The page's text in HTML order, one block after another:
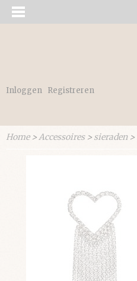
Inloggen Registreren
Home>Accessoires> sieraden>